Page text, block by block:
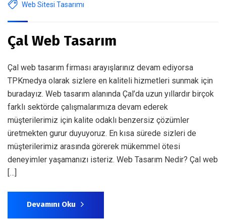
Web Sitesi Tasarımı
Çal Web Tasarım
Çal web tasarım firması arayışlarınız devam ediyorsa
TPKmedya olarak sizlere en kaliteli hizmetleri sunmak için
buradayız. Web tasarım alanında Çal’da uzun yıllardır birçok
farklı sektörde çalışmalarımıza devam ederek
müşterilerimiz için kalite odaklı benzersiz çözümler
üretmekten gurur duyuyoruz. En kısa sürede sizleri de
müşterilerimiz arasında görerek mükemmel ötesi
deneyimler yaşamanızı isteriz. Web Tasarım Nedir? Çal web
[…]
Devamını Oku